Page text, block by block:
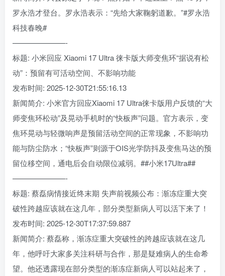
罗永浩才登台。罗永浩表示：“先给大家鞠躬道歉。”#罗永浩
科技春晚#
———————-
标题: 小米回应 Xiaomi 17 Ultra 徕卡版大师变焦环“据说有松
动”：预留有可活动空间、不影响功能
发布时间: 2025-12-30T21:55:16.13
新闻简介: 小米官方回应Xiaomi 17 Ultra徕卡版用户反馈的“大
师变焦环松动”及晃动手机时的“快板声”问题。官方表示，变
焦环晃动与轻微响声是预留活动空间的正常现象，不影响功
能与防尘防水；“快板声”则源于OIS光学防抖及变焦马达的预
留位移空间，通电后会自动限位减弱。##小米17Ultra##
———————-
标题: 蔡磊病情接近终末期 失声前视频公布：渐冻症重大突
破性跨越应该就在这几年，部分类型新病人可以活下来了！
发布时间: 2025-12-30T17:37:59.887
新闻简介: 蔡磊称，渐冻症重大突破性的跨越应该就在这几
年，他呼吁大家多关注科研与合作，那是疑难病人的生命希
望。他还透露现在部分类型的渐冻症新病人可以站起来了，